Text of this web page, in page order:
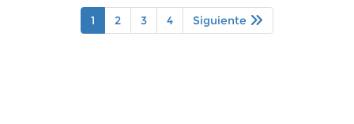
1 2 3 4 Siguiente